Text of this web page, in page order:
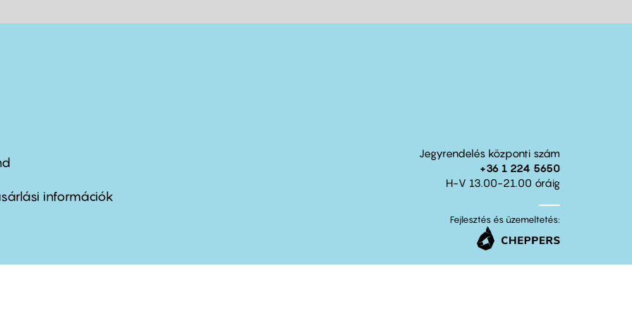
információk
Jegyrendelés központi szám
+36 1 224 5650
H-V 13.00-21.00 óráig
Fejlesztés és üzemeltetés: